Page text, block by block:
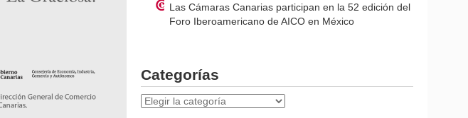
Las Cámaras Canarias participan en la 52 edición del
Foro Iberoamericano de AICO en México
Categorías
Categorías